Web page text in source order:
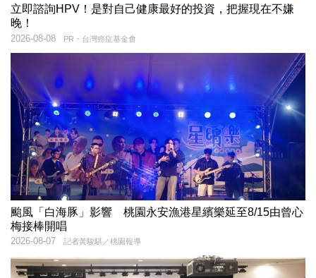
立即諮詢HPV！是對自己健康最好的投資，把握現在不嫌
晚！
PR・台灣癌症基金會
2026-08-08
颱風「白海豚」影響 桃園永安漁港星繽樂延至8/15由曾心
梅接棒開唱
記者黃駿騏／桃園報導
2026-08-07